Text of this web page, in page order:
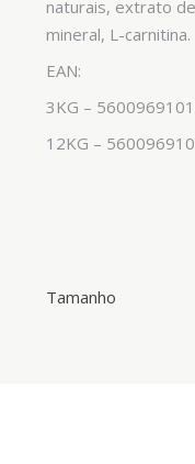
naturais, extrato
mineral, L-carnitina.
EAN:
3KG –
12KG –
Tamanho